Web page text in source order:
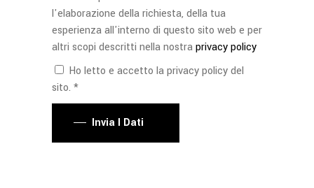
l'elaborazione della richiesta, della tua
esperienza all'interno di questo sito web e per
altri scopi descritti nella nostraprivacy policy
Ho letto e accetto la privacy policy del
sito. *
Invia I Dati